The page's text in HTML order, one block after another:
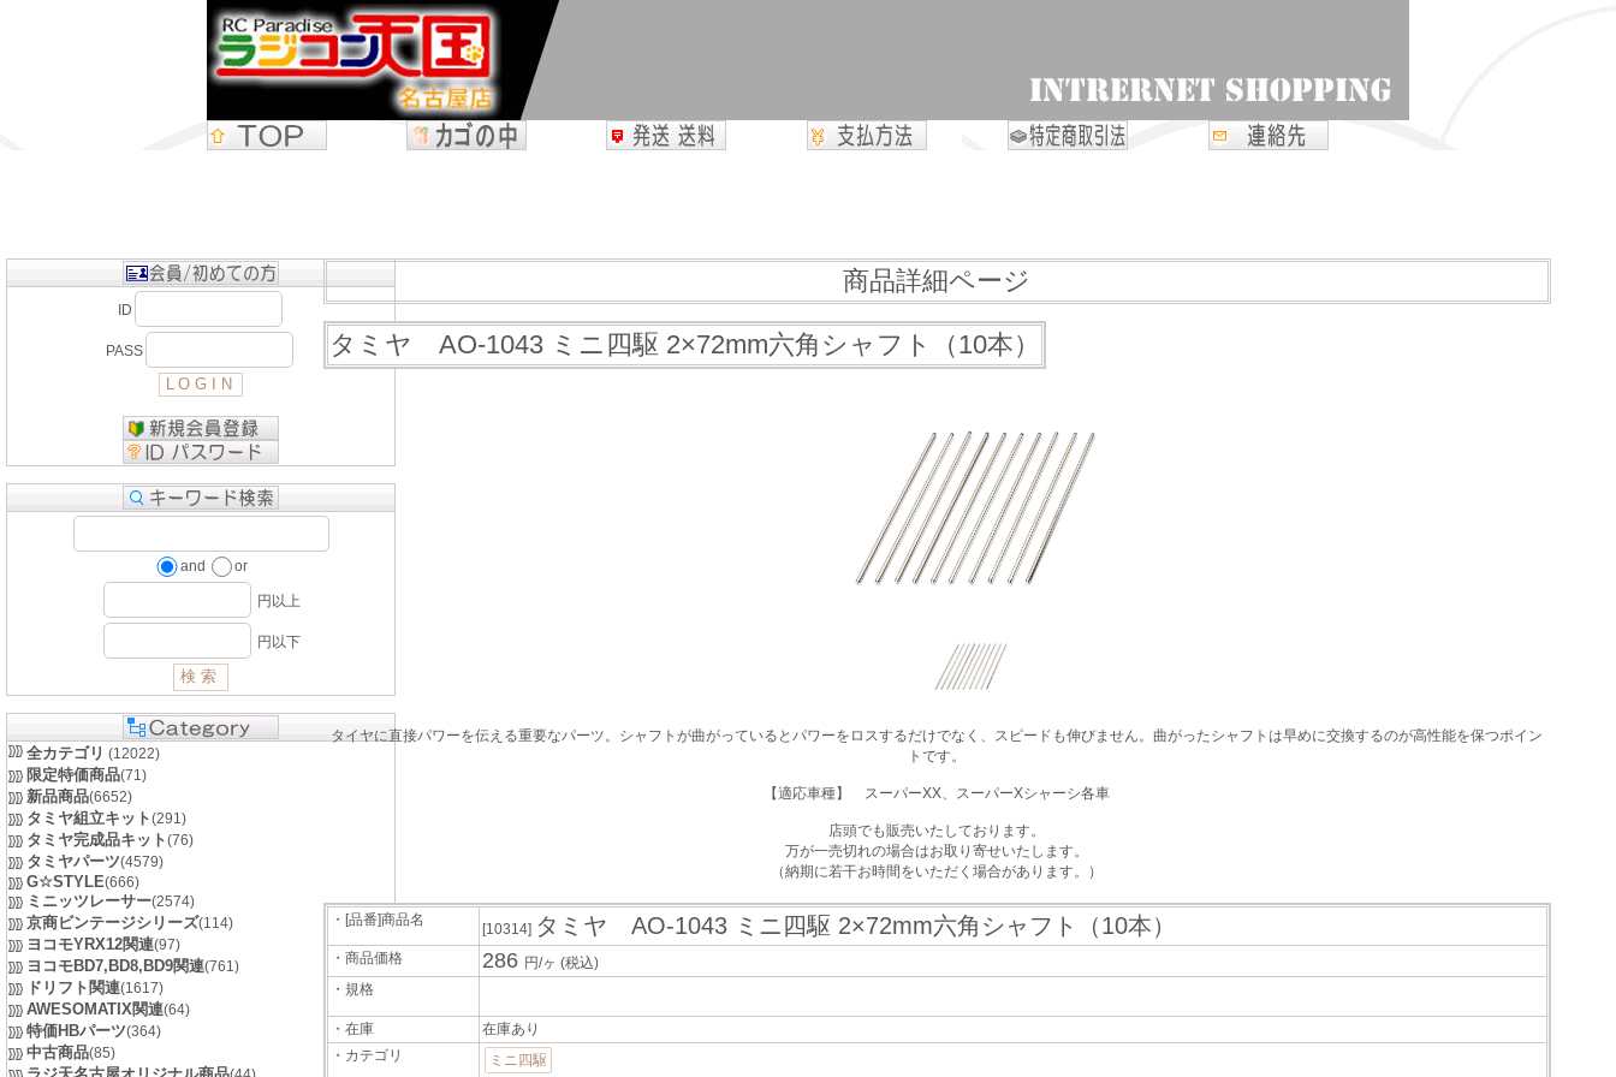
ID
PASS
and or
円以上
円以下
全カテゴリ (12022)
限定特価商品(71)
新品商品(6652)
タミヤ組立キット(291)
タミヤ完成品キット(76)
タミヤパーツ(4579)
G☆STYLE(666)
ミニッツレーサー(2574)
京商ビンテージシリーズ(114)
ヨコモYRX12関連(97)
ヨコモBD7,BD8,BD9関連(761)
ドリフト関連(1617)
AWESOMATIX関連(64)
特価HBパーツ(364)
中古商品(85)
商品詳細ページ
タミヤ AO-1043 ミニ四駆 2×72mm六角シャフト（10本）
タイヤに直接パワーを伝える重要なパーツ。シャフトが曲がっているとパワーをロスするだけでなく、スピードも伸びません。曲がったシャフトは早めに交換するのが高性能を保つポイン
トです。
【適応車種】 スーパーXX、スーパーXシャーシ各車
店頭でも販売いたしております。
万が一売切れの場合はお取り寄せいたします。
（納期に若干お時間をいただく場合があります。）
・[品番]商品名
[10314] タミヤ AO-1043 ミニ四駆 2×72mm六角シャフト（10本）
・商品価格 286 円/ヶ (税込)
・規格
・在庫
在庫あり
・カテゴリ
ミニ四駆